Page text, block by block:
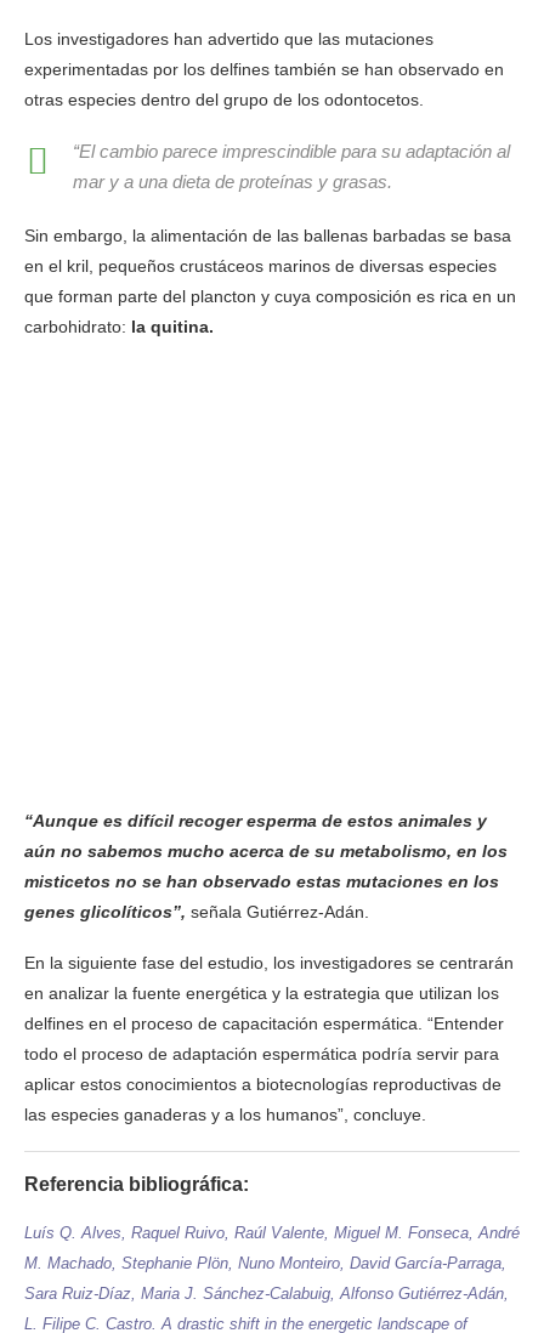
Los investigadores han advertido que las mutaciones
experimentadas por los delfines también se han observado en
otras especies dentro del grupo de los odontocetos.
“El cambio parece imprescindible para su adaptación al
mar y a una dieta de proteínas y grasas.
Sin embargo, la alimentación de las ballenas barbadas se basa
en el kril, pequeños crustáceos marinos de diversas especies
que forman parte del plancton y cuya composición es rica en un
carbohidrato: la quitina.
“Aunque es difícil recoger esperma de estos animales y
aún no sabemos mucho acerca de su metabolismo, en los
misticetos no se han observado estas mutaciones en los
genes glicolíticos”, señala Gutiérrez-Adán.
En la siguiente fase del estudio, los investigadores se centrarán
en analizar la fuente energética y la estrategia que utilizan los
delfines en el proceso de capacitación espermática. “Entender
todo el proceso de adaptación espermática podría servir para
aplicar estos conocimientos a biotecnologías reproductivas de
las especies ganaderas y a los humanos”, concluye.
Referencia bibliográfica:
Luís Q. Alves, Raquel Ruivo, Raúl Valente, Miguel M. Fonseca, André
M. Machado, Stephanie Plön, Nuno Monteiro, David García-Parraga,
Sara Ruiz-Díaz, Maria J. Sánchez-Calabuig, Alfonso Gutiérrez-Adán,
L. Filipe C. Castro. A drastic shift in the energetic landscape of